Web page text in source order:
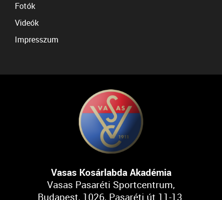
Fotók
Videók
Impresszum
Vasas Kosárlabda Akadémia
Vasas Pasaréti Sportcentrum,
Budapest, 1026, Pasaréti út 11-13.